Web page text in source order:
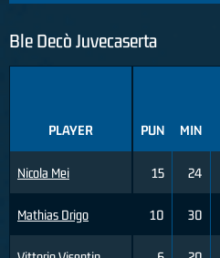
Ble Decò Juvecaserta
PLAYER
Nicola Mei
Mathias Drigo
PUN MIN
15 24
10 30